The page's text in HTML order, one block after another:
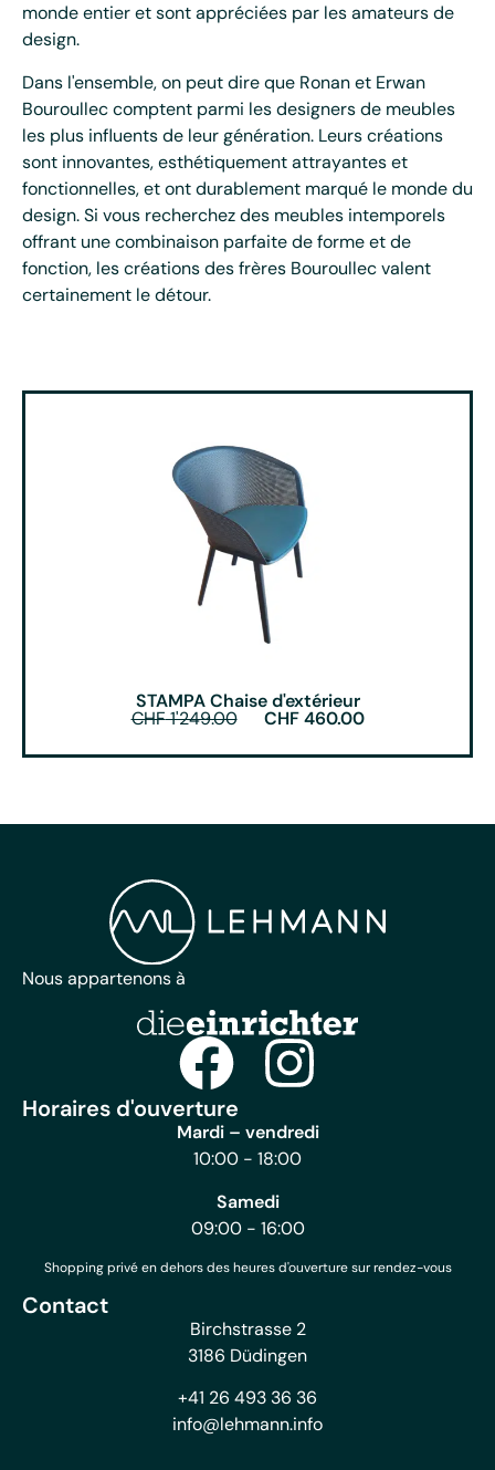
monde entier et sont appréciées par les amateurs de
design.
Dans l'ensemble, on peut dire que Ronan et Erwan
Bouroullec comptent parmi les designers de meubles
les plus influents de leur génération. Leurs créations
sont innovantes, esthétiquement attrayantes et
fonctionnelles, et ont durablement marqué le monde du
design. Si vous recherchez des meubles intemporels
offrant une combinaison parfaite de forme et de
fonction, les créations des frères Bouroullec valent
certainement le détour.
STAMPA Chaise d'extérieur
CHF1'249.00 CHF460.00
Nous appartenons à
Horaires d'ouverture
Mardi – vendredi
10:00 - 18:00
Samedi
09:00 - 16:00
Shopping privé en dehors des heures d'ouverture sur rendez-vous
Contact
Birchstrasse 2
3186 Düdingen
+41 26 493 36 36
info@lehmann.info